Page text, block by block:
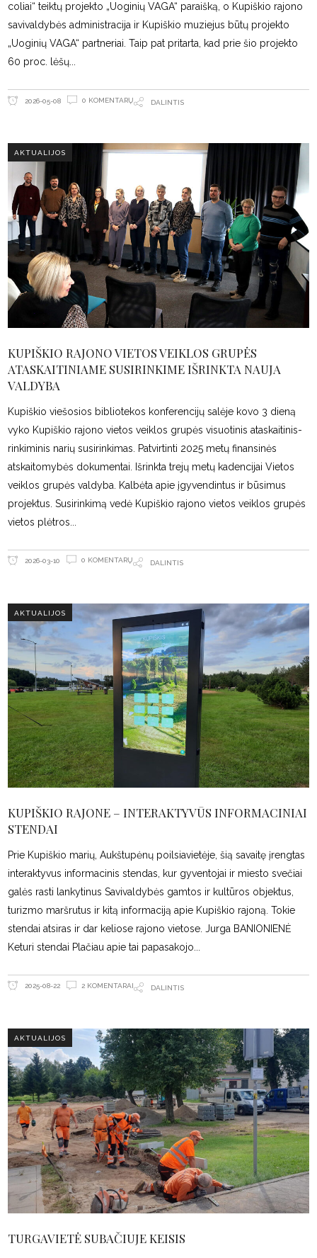
coliai“ teiktų projekto „Uoginių VAGA“ paraišką, o Kupiškio rajono
savivaldybės administracija ir Kupiškio muziejus būtų projekto
„Uoginių VAGA“ partneriai. Taip pat pritarta, kad prie šio projekto
60 proc. lėšų
2026-05-08 0 KOMENTARŲ DALINTIS
AKTUALIJOS
KUPIŠKIO RAJONO VIETOS VEIKLOS GRUPĖS
ATASKAITINIAME SUSIRINKIME IŠRINKTA NAUJA
VALDYBA
Kupiškio viešosios bibliotekos konferencijų salėje kovo 3 dieną
vyko Kupiškio rajono vietos veiklos grupės visuotinis ataskaitinis-
rinkiminis narių susirinkimas. Patvirtinti 2025 metų finansinės
atskaitomybės dokumentai. Išrinkta trejų metų kadencijai Vietos
veiklos grupės valdyba. Kalbėta apie įgyvendintus ir būsimus
projektus. Susirinkimą vedė Kupiškio rajono vietos veiklos grupės
vietos plėtros
2026-03-10 0 KOMENTARŲ DALINTIS
AKTUALIJOS
KUPIŠKIO RAJONE – INTERAKTYVŪS INFORMACINIAI
STENDAI
Prie Kupiškio marių, Aukštupėnų poilsiavietėje, šią savaitę įrengtas
interaktyvus informacinis stendas, kur gyventojai ir miesto svečiai
galės rasti lankytinus Savivaldybės gamtos ir kultūros objektus,
turizmo maršrutus ir kitą informaciją apie Kupiškio rajoną. Tokie
stendai atsiras ir dar keliose rajono vietose. Jurga BANIONIENĖ
Keturi stendai Plačiau apie tai papasakojo
2025-08-22 2 KOMENTARAI DALINTIS
AKTUALIJOS
TURGAVIETĖ SUBAČIUJE KEISIS